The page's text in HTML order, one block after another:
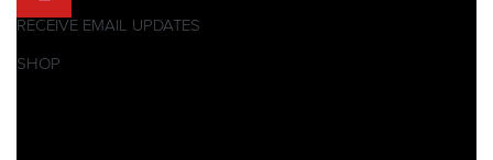
RECEIVE EMAIL UPDATES
SHOP